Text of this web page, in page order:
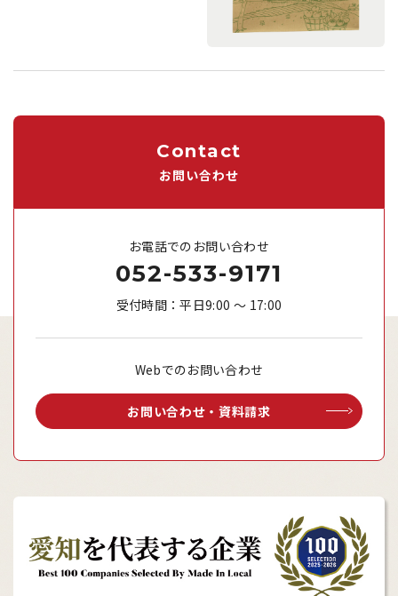
Contact
お問い合わせ
お電話でのお問い合わせ
052-533-9171
受付時間：平日9:00 ～ 17:00
Webでのお問い合わせ
お問い合わせ・資料請求